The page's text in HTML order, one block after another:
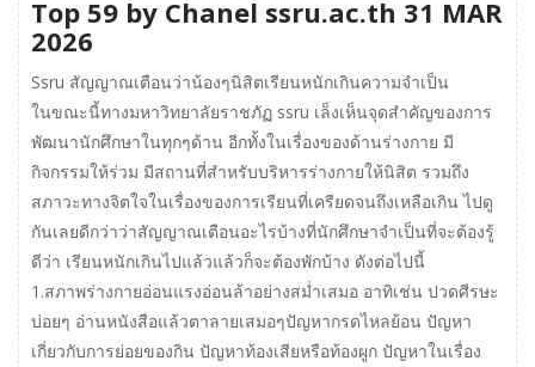
Top 59 by Chanel ssru.ac.th 31 MAR
2026
Ssru สัญญาณเตือนว่าน้องๆนิสิตเรียนหนักเกินความจำเป็น
ในขณะนี้ทางมหาวิทยาลัยราชภัฏ ssru เล็งเห็นจุดสำคัญของการ
พัฒนานักศึกษาในทุกๆด้าน อีกทั้งในเรื่องของด้านร่างกาย มี
กิจกรรมให้ร่วม มีสถานที่สำหรับบริหารร่างกายให้นิสิต รวมถึง
สภาวะทางจิตใจในเรื่องของการเรียนที่เครียดจนถึงเหลือเกิน ไปดู
กันเลยดีกว่าว่าสัญญาณเตือนอะไรบ้างที่นักศึกษาจำเป็นที่จะต้องรู้
ดีว่า เรียนหนักเกินไปแล้วแล้วก็จะต้องพักบ้าง ดังต่อไปนี้
1.สภาพร่างกายอ่อนแรงอ่อนล้าอย่างสม่ำเสมอ อาทิเช่น ปวดศีรษะ
บ่อยๆ อ่านหนังสือแล้วตาลายเสมอๆปัญหากรดไหลย้อน ปัญหา
เกี่ยวกับการย่อยของกิน ปัญหาท้องเสียหรือท้องผูก ปัญหาในเรื่อง